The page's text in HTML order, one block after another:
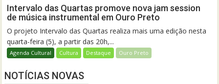
Intervalo das Quartas promove nova jam session
de música instrumental em Ouro Preto
O projeto Intervalo das Quartas realiza mais uma edição nesta
quarta-feira (5), a partir das 20h,...
Agenda Cultural Cultura Destaque Ouro Preto
NOTÍCIAS NOVAS